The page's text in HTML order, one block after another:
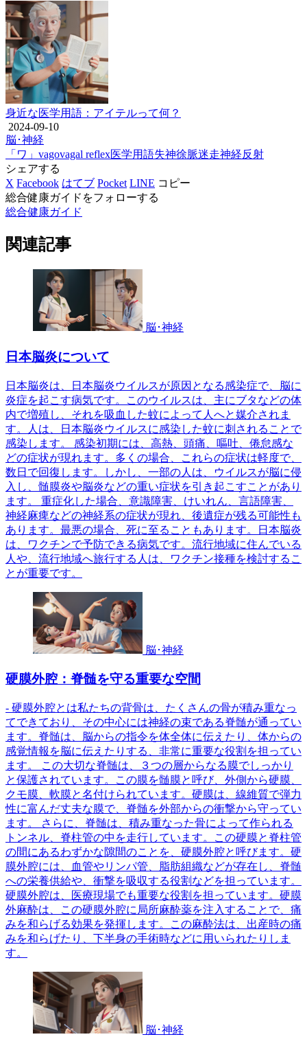
身近な医学用語：アイテルって何？
2024-09-10
脳･神経
「ワ」 vagovagal reflex医学用語失神徐脈迷走神経反射
シェアする
X Facebook はてブ Pocket LINE コピー
総合健康ガイドをフォローする
総合健康ガイド
関連記事
脳･神経
日本脳炎について
日本脳炎は、日本脳炎ウイルスが原因となる感染症で、脳に
炎症を起こす病気です。このウイルスは、主にブタなどの体
内で増殖し、それを吸血した蚊によって人へと媒介されま
す。人は、日本脳炎ウイルスに感染した蚊に刺されることで
感染します。 感染初期には、高熱、頭痛、嘔吐、倦怠感な
どの症状が現れます。多くの場合、これらの症状は軽度で、
数日で回復します。しかし、一部の人は、ウイルスが脳に侵
入し、髄膜炎や脳炎などの重い症状を引き起こすことがあり
ます。 重症化した場合、意識障害、けいれん、言語障害、
神経麻痺などの神経系の症状が現れ、後遺症が残る可能性も
あります。最悪の場合、死に至ることもあります。日本脳炎
は、ワクチンで予防できる病気です。流行地域に住んでいる
人や、流行地域へ旅行する人は、ワクチン接種を検討するこ
とが重要です。
脳･神経
硬膜外腔：脊髄を守る重要な空間
- 硬膜外腔とは私たちの背骨は、たくさんの骨が積み重なっ
てできており、その中心には神経の束である脊髄が通ってい
ます。脊髄は、脳からの指令を体全体に伝えたり、体からの
感覚情報を脳に伝えたりする、非常に重要な役割を担ってい
ます。 この大切な脊髄は、３つの層からなる膜でしっかり
と保護されています。この膜を髄膜と呼び、外側から硬膜、
クモ膜、軟膜と名付けられています。硬膜は、線維質で弾力
性に富んだ丈夫な膜で、脊髄を外部からの衝撃から守ってい
ます。 さらに、脊髄は、積み重なった骨によって作られる
トンネル、脊柱管の中を走行しています。この硬膜と脊柱管
の間にあるわずかな隙間のことを、硬膜外腔と呼びます。硬
膜外腔には、血管やリンパ管、脂肪組織などが存在し、脊髄
への栄養供給や、衝撃を吸収する役割などを担っています。
硬膜外腔は、医療現場でも重要な役割を担っています。硬膜
外麻酔は、この硬膜外腔に局所麻酔薬を注入することで、痛
みを和らげる効果を発揮します。この麻酔法は、出産時の痛
みを和らげたり、下半身の手術時などに用いられたりしま
す。
脳･神経